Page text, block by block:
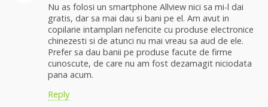
Nu as folosi un smartphone Allview nici sa mi-l dai
gratis, dar sa mai dau si bani pe el. Am avut in
copilarie intamplari nefericite cu produse electronice
chinezesti si de atunci nu mai vreau sa aud de ele.
Prefer sa dau banii pe produse facute de firme
cunoscute, de care nu am fost dezamagit niciodata
pana acum.
Reply